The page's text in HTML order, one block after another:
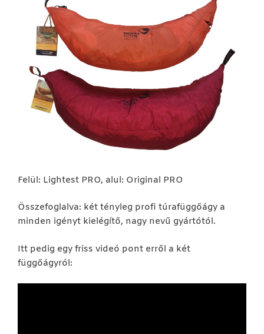
Felül: Lightest PRO, alul: Original PRO
Összefoglalva: két tényleg profi túrafüggőágy a
minden igényt kielégítő, nagy nevű gyártótól.
Itt pedig egy friss videó pont erről a két
függőágyról: